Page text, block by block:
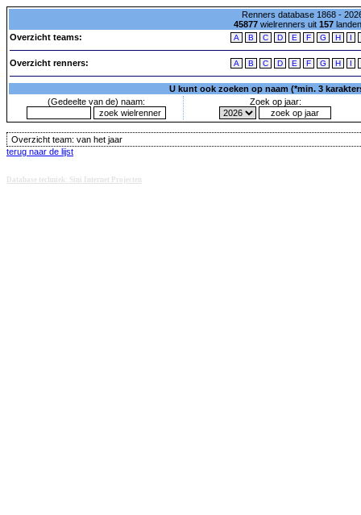
Renners database 1868 -
45877wielrenners uit 157
Overzicht teams:
A B C D E F G H I
Overzicht renners: A B C D E F G H I
U kunt ook zoeken op naam (*min. 3
(Gedeelte van de) naam:
Zoek op jaar:
Overzicht team: van het jaar
terug naar de lijst
Database techniek: Sini Internet Projecten